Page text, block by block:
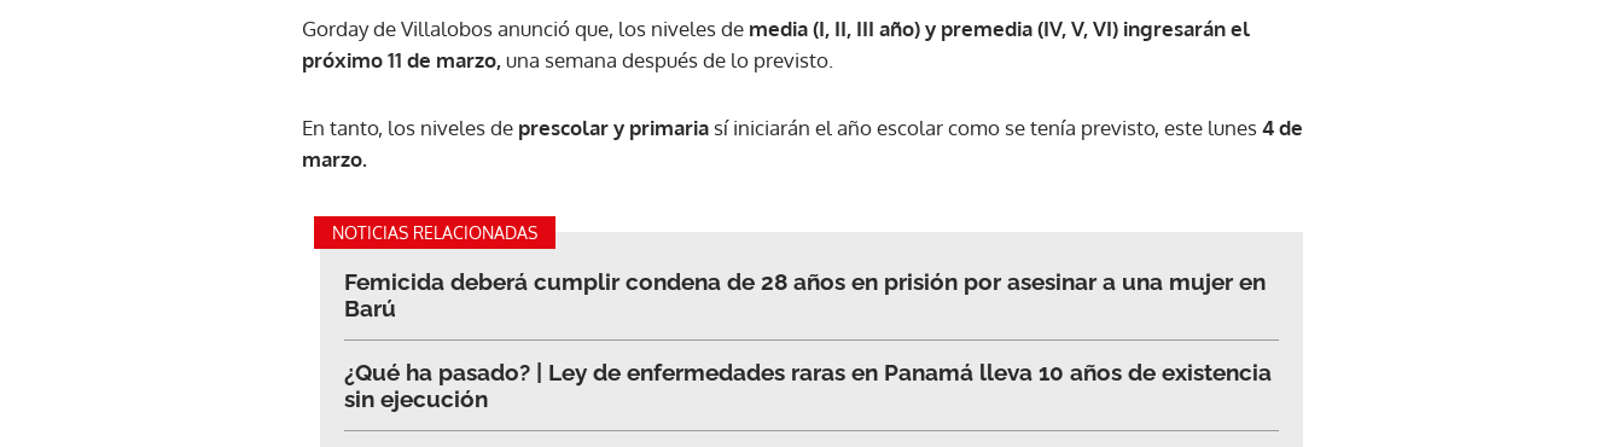
Gorday de Villalobos anunció que, los niveles de media (I, II, III año) y premedia (IV, V, VI) ingresarán el
próximo 11 de marzo,una semana después de lo previsto.
En tanto, los niveles de prescolar y primaria sí iniciarán el año escolar como se tenía previsto, este lunes4 de
marzo.
NOTICIAS RELACIONADAS
Femicida deberá cumplir condena de 28 años en prisión por asesinar a una mujer en
Barú
¿Qué ha pasado? | Ley de enfermedades raras en Panamá lleva 10 años de existencia
sin ejecución